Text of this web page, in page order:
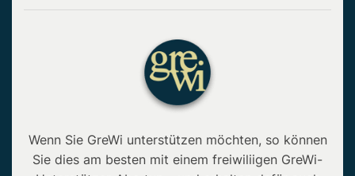
Wenn Sie GreWi unterstützen möchten, so können
Sie dies am besten mit einem freiwiliigen GreWi-